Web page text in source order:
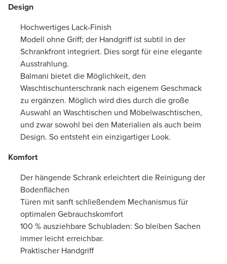
Design
Hochwertiges Lack-Finish
Modell ohne Griff; der Handgriff ist subtil in der
Schrankfront integriert. Dies sorgt für eine elegante
Ausstrahlung.
Balmani bietet die Möglichkeit, den
Waschtischunterschrank nach eigenem Geschmack
zu ergänzen. Möglich wird dies durch die große
Auswahl an Waschtischen und Möbelwaschtischen,
und zwar sowohl bei den Materialien als auch beim
Design. So entsteht ein einzigartiger Look.
Komfort
Der hängende Schrank erleichtert die Reinigung der
Bodenflächen
Türen mit sanft schließendem Mechanismus für
optimalen Gebrauchskomfort
100 % ausziehbare Schubladen: So bleiben Sachen
immer leicht erreichbar.
Praktischer Handgriff